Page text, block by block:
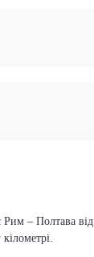
Рим – Полтава